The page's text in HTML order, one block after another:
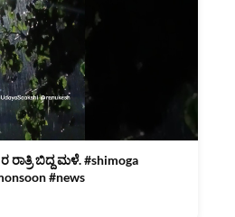
ರಾತ್ರಿ ಬಿದ್ದ ಮಳೆ. #shimoga
#news